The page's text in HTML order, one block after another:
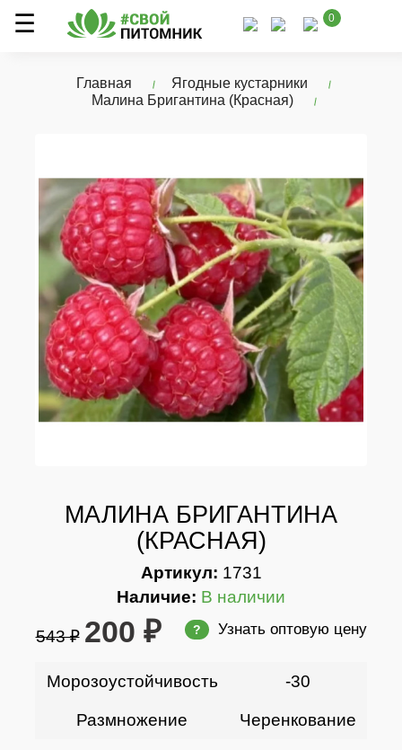
0
Главная
Ягодные кустарники
Малина Бригантина (Красная)
МАЛИНА БРИГАНТИНА
(КРАСНАЯ)
Артикул: 1731
Наличие: В наличии
543 ₽ 200 ₽ ? Узнать оптовую цену
Морозоустойчивость -30
Размножение Черенкование